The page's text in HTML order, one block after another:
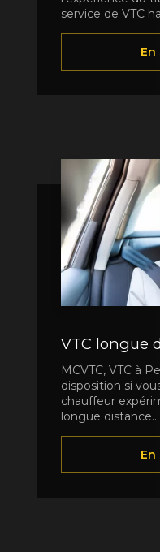
service de VTC
En
VTC longue
MCVTC, VTC à
disposition si
chauffeur
longue distance....
En